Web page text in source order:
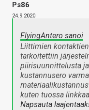
Ps86
24.9.2020
FlyingAntero sanoi
Liittimien
tarkoitettiin
piirisuunnittelusta
kustannusero
kuten tuossa
Napsauta